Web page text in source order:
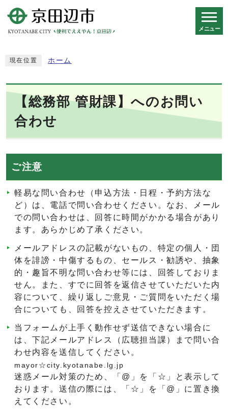
メニュー
現在位置 ホーム
【総務部 管財課】へのお問い
合わせ
ご注意
軽易な問い合わせ（申込方法・日程・予約方法な
ど）は、電話で問い合わせください。なお、メール
での問い合わせは、回答に時間がかかる場合があり
ます。あらかじめ了承ください。
メールアドレスの記載がないもの、特定の個人・団
体を誹謗・中傷するもの、セールス・勧誘や、抽象
的・趣旨不明な問い合わせ等には、回答しておりま
せん。また、すでに回答を返信させていただいた内
容について、繰り返しご意見・ご質問をいただく場
合についても、回答を控えさせていただきます。
当フォームが上手く動作せず送信できない場合に
は、下記メールアドレス（広聴担当課）まで問い合
わせ内容を送信してください。
mayor☆city.kyotanabe.lg.jp
迷惑メール対策のため、「@」を「☆」と表示して
おります。送信の際には、「☆」を「@」に置き換
えてください。